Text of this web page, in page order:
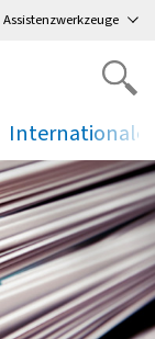
Assistenzwerkzeuge
.